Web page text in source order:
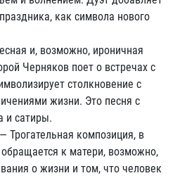
как символа нового
и, возможно, ироничная
Черняков поет о встречах с
столкновение с
жизни. Это песня с
и сатиры.
— Трогательная композиция, в
к матери, возможно,
о жизни и том, что человек